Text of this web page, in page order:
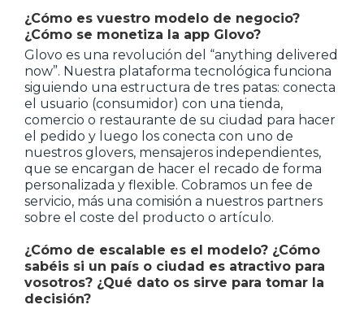
¿Cómo es vuestro modelo de negocio?
¿Cómo se monetiza la app Glovo?
Glovo es una revolución del “anything delivered
now”. Nuestra plataforma tecnológica funciona
siguiendo una estructura de tres patas: conecta
el usuario (consumidor) con una tienda,
comercio o restaurante de su ciudad para hacer
el pedido y luego los conecta con uno de
nuestros glovers, mensajeros independientes,
que se encargan de hacer el recado de forma
personalizada y flexible. Cobramos un fee de
servicio, más una comisión a nuestros partners
sobre el coste del producto o artículo.
¿Cómo de escalable es el modelo? ¿Cómo
sabéis si un país o ciudad es atractivo para
vosotros? ¿Qué dato os sirve para tomar la
decisión?